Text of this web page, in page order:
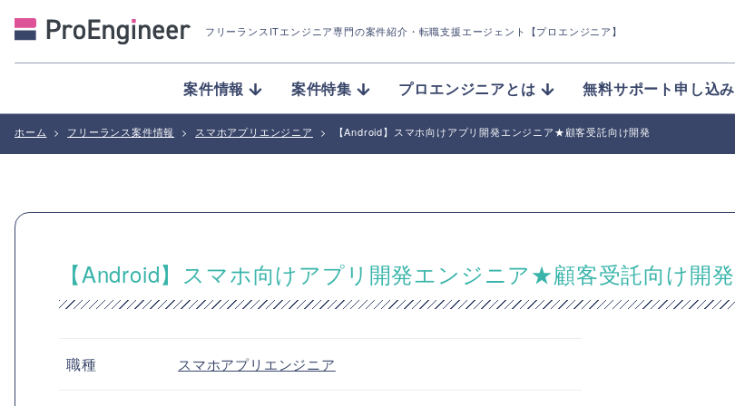
フリーランスITエンジニア専門の案件紹介 ・転職支援エージェント【プロエンジニア】
案件情報 案件特集 プロエンジニアとは 無料サポート申し込み
ホーム > フリーランス案件情報 > スマホアプリエンジニア > 【Android】スマホ向けアプリ開発エンジニア★顧客受託向け開発
【Android】スマホ向けアプリ開発エンジニア★顧客受託向け開発
職種 スマホアプリエンジニア